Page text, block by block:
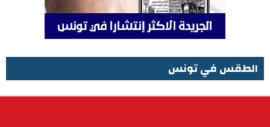
الطقس في تونس